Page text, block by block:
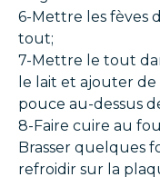
6-Mettre les fèves
tout;
7-Mettre le tout
le lait et ajouter de
pouce au-dessus
8-Faire cuire au
Brasser quelques
refroidir sur la